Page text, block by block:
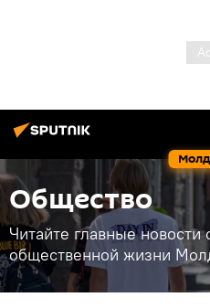
Общество
Читайте главные новости
общественной жизни